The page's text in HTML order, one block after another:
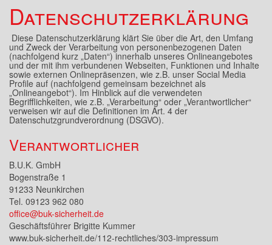
Datenschutzerklärung
Diese Datenschutzerklärung klärt Sie über die Art, den Umfang
und Zweck der Verarbeitung von personenbezogenen Daten
(nachfolgend kurz „Daten“) innerhalb unseres Onlineangebotes
und der mit ihm verbundenen Webseiten, Funktionen und Inhalte
sowie externen Onlinepräsenzen, wie z.B. unser Social Media
Profile auf (nachfolgend gemeinsam bezeichnet als
„Onlineangebot“). Im Hinblick auf die verwendeten
Begrifflichkeiten, wie z.B. „Verarbeitung“ oder „Verantwortlicher“
verweisen wir auf die Definitionen im Art. 4 der
Datenschutzgrundverordnung (DSGVO).
Verantwortlicher
B.U.K. GmbH
Bogenstraße 1
91233 Neunkirchen
Tel. 09123 962 080
office@buk-sicherheit.de
Geschäftsführer Brigitte Kummer
www.buk-sicherheit.de/112-rechtliches/303-impressum